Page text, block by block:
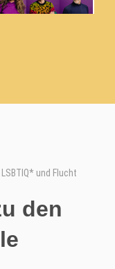
LSBTIQ* und Flucht
den